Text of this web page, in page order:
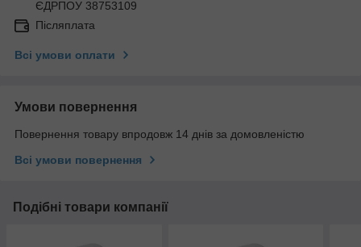
ЄДРПОУ 38753109
Післяплата
Всі умови оплати
Умови повернення
Повернення товару впродовж 14 днів за домовленістю
Всі умови повернення
Подібні товари компанії